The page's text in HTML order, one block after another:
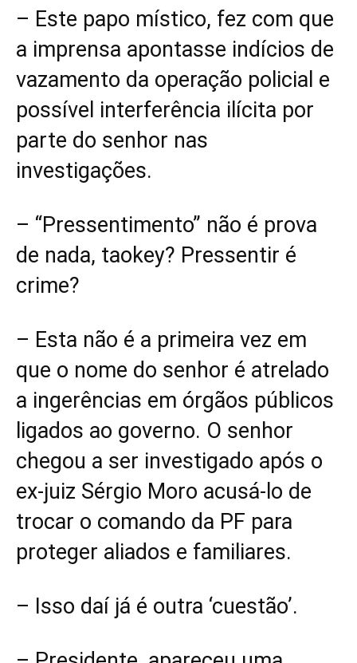
– Este papo místico, fez com que
a imprensa apontasse indícios de
vazamento da operação policial e
possível interferência ilícita por
parte do senhor nas
investigações.
– “Pressentimento” não é prova
de nada, taokey? Pressentir é
crime?
– Esta não é a primeira vez em
que o nome do senhor é atrelado
a ingerências em órgãos públicos
ligados ao governo. O senhor
chegou a ser investigado após o
ex-juiz Sérgio Moro acusá-lo de
trocar o comando da PF para
proteger aliados e familiares.
– Isso daí já é outra ‘cuestão’.